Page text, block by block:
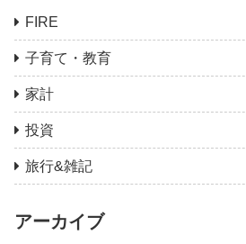
FIRE
子育て・教育
家計
投資
旅行&雑記
アーカイブ